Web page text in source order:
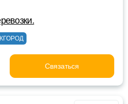
Связаться